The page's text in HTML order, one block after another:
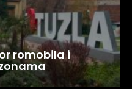
romobila i